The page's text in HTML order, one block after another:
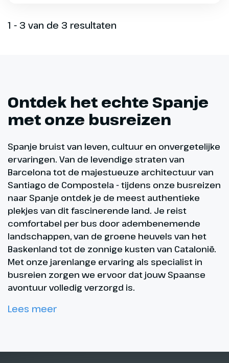
1 - 3 van de 3 resultaten
Ontdek het echte Spanje
met onze busreizen
Spanje bruist van leven, cultuur en onvergetelijke
ervaringen. Van de levendige straten van
Barcelona tot de majestueuze architectuur van
Santiago de Compostela - tijdens onze busreizen
naar Spanje ontdek je de meest authentieke
plekjes van dit fascinerende land. Je reist
comfortabel per bus door adembenemende
landschappen, van de groene heuvels van het
Baskenland tot de zonnige kusten van Catalonië.
Met onze jarenlange ervaring als specialist in
busreien zorgen we ervoor dat jouw Spaanse
avontuur volledig verzorgd is.
Lees meer